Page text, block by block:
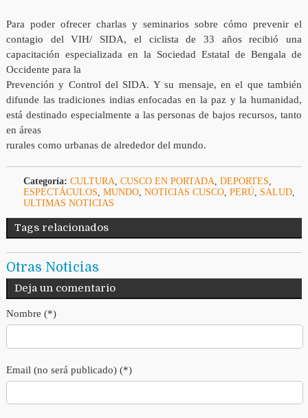
Para poder ofrecer charlas y seminarios sobre cómo prevenir el
contagio del VIH/ SIDA, el ciclista de 33 años recibió una
capacitación especializada en la Sociedad Estatal de Bengala de
Occidente para la
Prevención y Control del SIDA. Y su mensaje, en el que también
difunde las tradiciones indias enfocadas en la paz y la humanidad,
está destinado especialmente a las personas de bajos recursos, tanto
en áreas
rurales como urbanas de alrededor del mundo.
Categoría: CULTURA, CUSCO EN PORTADA, DEPORTES,
ESPECTÁCULOS, MUNDO, NOTICIAS CUSCO, PERÚ, SALUD,
ULTIMAS NOTICIAS
Tags relacionados
Otras Noticias
Deja un comentario
Nombre (*)
Email (no será publicado) (*)